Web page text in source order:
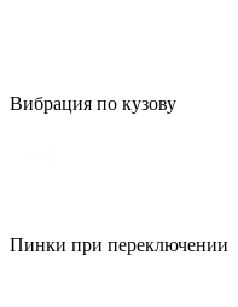
Вибрация по кузову
Пинки при переключении